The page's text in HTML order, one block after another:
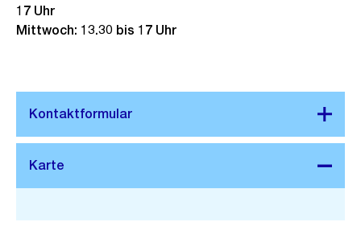
17 Uhr
Mittwoch: 13.30 bis 17 Uhr
Stadtplan 3D